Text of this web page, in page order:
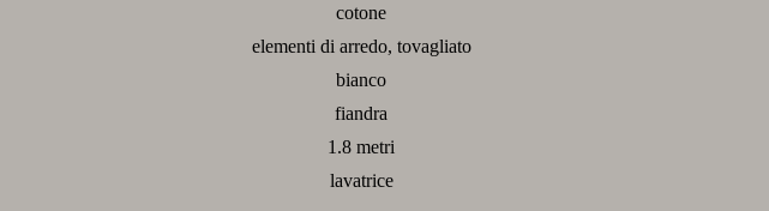
cotone
elementi di arredo, tovagliato
bianco
fiandra
1.8 metri
lavatrice